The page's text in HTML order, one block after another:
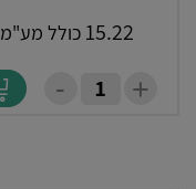
15.22 כולל מע"מ
+
-